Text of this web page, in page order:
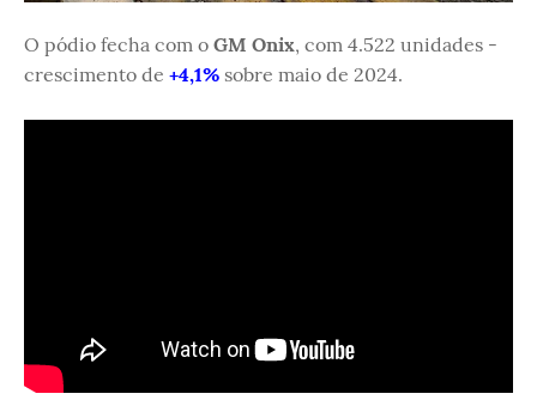
O pódio fecha com o GM Onix, com 4.522 unidades -
crescimento de +4,1% sobre maio de 2024.